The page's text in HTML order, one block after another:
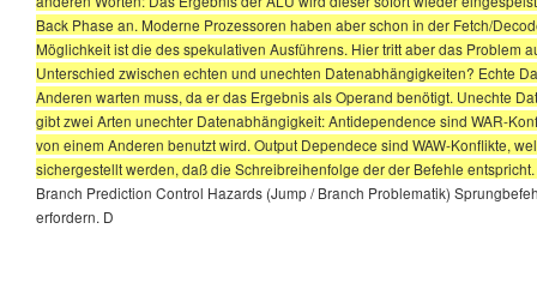
Back Phase an. Moderne Prozessoren haben aber schon in der Fetch/
Möglichkeit ist die des spekulativen Ausführens. Hier tritt aber das Problem
Unterschied zwischen echten und unechten Datenabhängigkeiten? Echte
Anderen warten muss, da er das Ergebnis als Operand benötigt. Unechte
gibt zwei Arten unechter Datenabhängigkeit: Antidependence sind WAR-
von einem Anderen benutzt wird. Output Dependece sind WAW-Konflikte,
sichergestellt werden, daß die Schreibreihenfolge der der Befehle
Branch Prediction Control Hazards (Jump / Branch Problematik)
erfordern. D